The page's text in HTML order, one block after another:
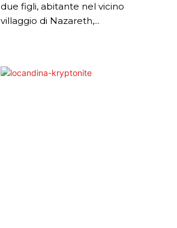
due figli, abitante nel vicino
villaggio di Nazareth,...